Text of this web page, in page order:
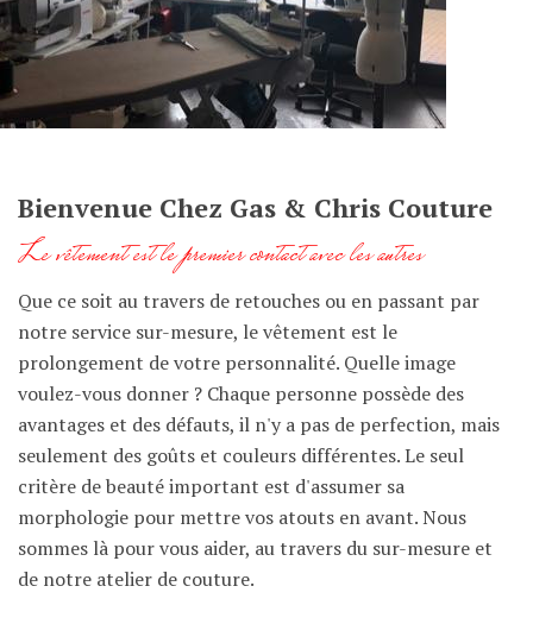
Bienvenue Chez Gas & Chris Couture
Le vêtement est le premier contact avec les autres
Que ce soit au travers de retouches ou en passant par
notre service sur-mesure, le vêtement est le
prolongement de votre personnalité. Quelle image
voulez-vous donner ? Chaque personne possède des
avantages et des défauts, il n'y a pas de perfection, mais
seulement des goûts et couleurs différentes. Le seul
critère de beauté important est d'assumer sa
morphologie pour mettre vos atouts en avant. Nous
sommes là pour vous aider, au travers du sur-mesure et
de notre atelier de couture.